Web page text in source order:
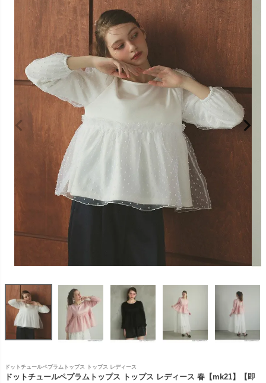
ドットチュールペプラムトップス トップス レディース
ドットチュールペプラムトップス トップス レディース 春【mk21】【即